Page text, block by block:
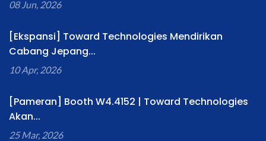
08 Jun, 2026
[Ekspansi] Toward Technologies Mendirikan
Cabang Jepang...
10 Apr, 2026
[Pameran] Booth W4.4152 | Toward Technologies
Akan...
25 Mar, 2026